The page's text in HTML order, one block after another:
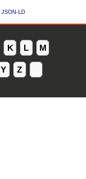
JSON-LD
K L M
Y Z